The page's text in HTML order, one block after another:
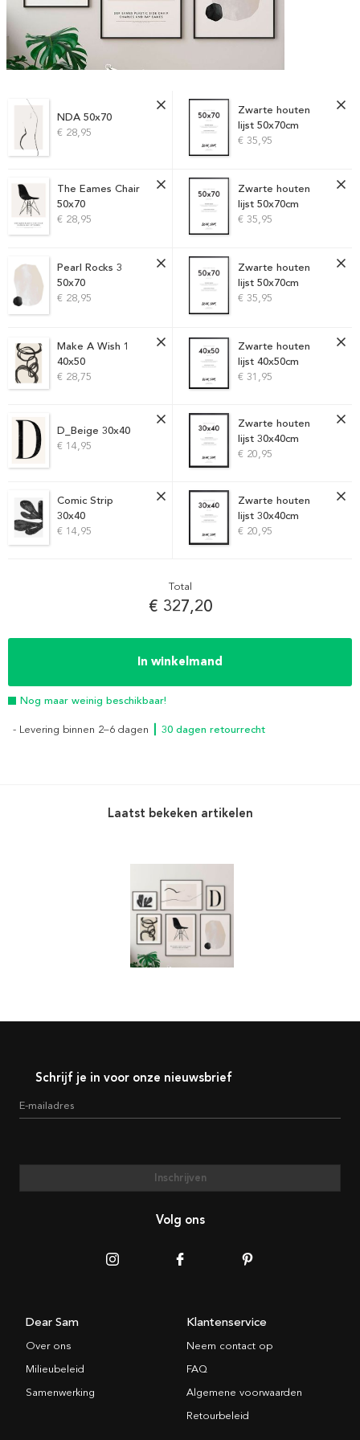
NDA 50x70
€ 28,95
Zwarte houten
lijst 50x70cm
€ 35,95
The Eames Chair
50x70
€ 28,95
Zwarte houten
lijst 50x70cm
€ 35,95
Pearl Rocks 3
50x70
€ 28,95
Zwarte houten
lijst 50x70cm
€ 35,95
Zwarte houten
lijst 40x50cm
€ 31,95
Make A Wish 1
40x50
€ 28,75
Zwarte houten
lijst 30x40cm
€ 20,95
D_Beige 30x40
€ 14,95
Zwarte houten
lijst 30x40cm
€ 20,95
Comic Strip
30x40
€ 14,95
Total
€ 327,20
In winkelmand
Nog maar weinig beschikbaar!
- Levering binnen 2–6 dagen ┃ 30 dagen retourrecht
Laatst bekeken artikelen
Schrijf je in voor onze nieuwsbrief
E-mailadres
Inschrijven
Volg ons
Dear Sam
Over ons
Milieubeleid
Samenwerking
Klantenservice
Neem contact op
FAQ
Algemene voorwaarden
Retourbeleid